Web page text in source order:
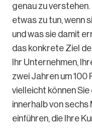
genau zu
etwas zu tun, wenn
und was sie damit
das konkrete Ziel
Ihr Unternehmen,
zwei Jahren um
vielleicht können
innerhalb von
einführen, die Ihre